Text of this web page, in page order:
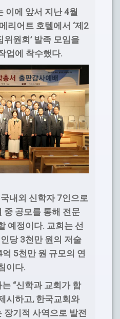
이에 앞서 지난4월
리어트 호텔에서 ‘제 2
위원회 ’ 발족 모임을
업에 착수했다.
내외 신학자 7인으로
중 공모를 통해 전문
예정이다. 교회는 선
인당 3천만 원의 저술
억 5천만 원 규모의 연
이다.
는 “신학과 교회가 함
시하고, 한국교회와
장기적 사역으로 발전